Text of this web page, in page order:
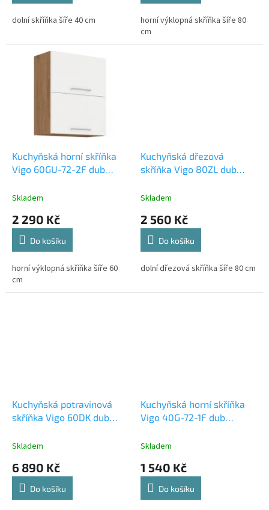
dolní skříňka šíře 40 cm
horní výklopná skříňka šíře 80
cm
Kuchyňská horní skříňka
Vigo 60GU-72-2F dub
Skladem
2 290 Kč
Do košíku
horní výklopná skříňka šíře 60
cm
Kuchyňská dřezová
skříňka Vigo 80ZL dub
Skladem
2 560 Kč
Do košíku
dolní dřezová skříňka šíře 80 cm
Kuchyňská potravinová
skříňka Vigo 60DK dub
Skladem
6 890 Kč
Do košíku
Kuchyňská horní skříňka
Vigo 40G-72-1F dub
Skladem
1 540 Kč
Do košíku